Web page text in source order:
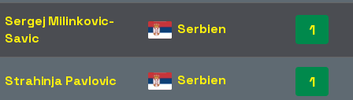
Sergej Milinkovic-
Savic
Serbien 1
Strahinja Pavlovic Serbien 1